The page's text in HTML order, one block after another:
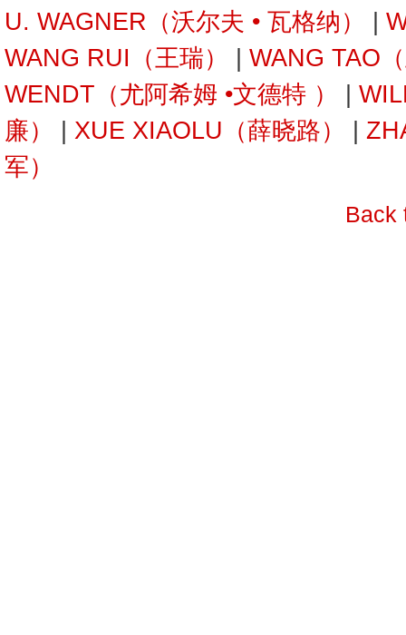
U. WAGNER（沃尔夫 • 瓦格纳）
WANG RUI（王瑞）
WANG TAO
WENDT（尤阿希姆 •文德特 ）
廉）
XUE XIAOLU（薛晓路）
军）
Back